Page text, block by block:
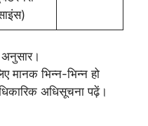
मानक भिन्न-भिन्न हो
अधिसूचना पढ़ें।